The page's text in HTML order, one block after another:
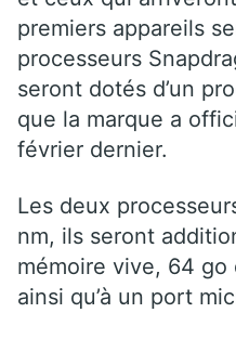
premiers appareils
processeurs
seront dotés d’un
que la marque a
février dernier.
Les deux
nm, ils seront
mémoire vive, 64 go
ainsi qu’à un port